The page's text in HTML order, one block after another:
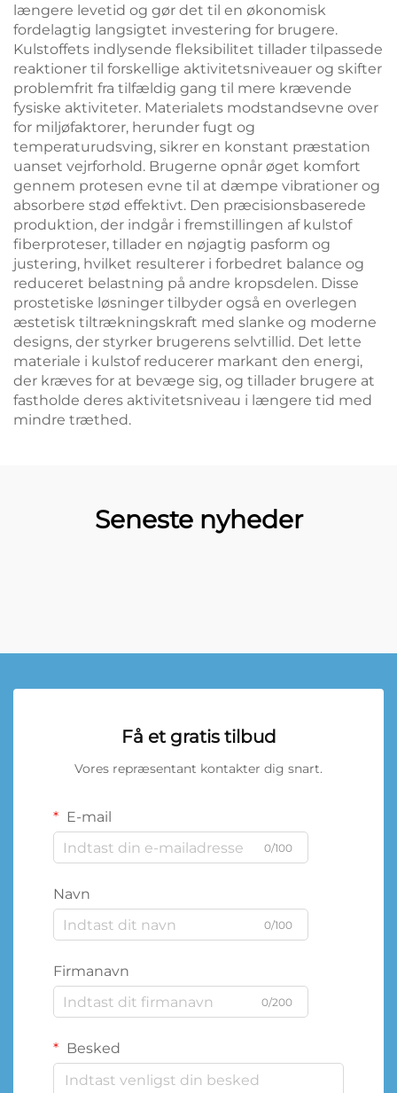
længere levetid og gør det til en økonomisk
fordelagtig langsigtet investering for brugere.
Kulstoffets indlysende fleksibilitet tillader tilpassede
reaktioner til forskellige aktivitetsniveauer og skifter
problemfrit fra tilfældig gang til mere krævende
fysiske aktiviteter. Materialets modstandsevne over
for miljøfaktorer, herunder fugt og
temperaturudsving, sikrer en konstant præstation
uanset vejrforhold. Brugerne opnår øget komfort
gennem protesen evne til at dæmpe vibrationer og
absorbere stød effektivt. Den præcisionsbaserede
produktion, der indgår i fremstillingen af kulstof
fiberproteser, tillader en nøjagtig pasform og
justering, hvilket resulterer i forbedret balance og
reduceret belastning på andre kropsdelen. Disse
prostetiske løsninger tilbyder også en overlegen
æstetisk tiltrækningskraft med slanke og moderne
designs, der styrker brugerens selvtillid. Det lette
materiale i kulstof reducerer markant den energi,
der kræves for at bevæge sig, og tillader brugere at
fastholde deres aktivitetsniveau i længere tid med
mindre træthed.
Seneste nyheder
Få et gratis tilbud
Vores repræsentant kontakter dig snart.
E-mail
0/100
Navn
0/100
Firmanavn
0/200
Besked